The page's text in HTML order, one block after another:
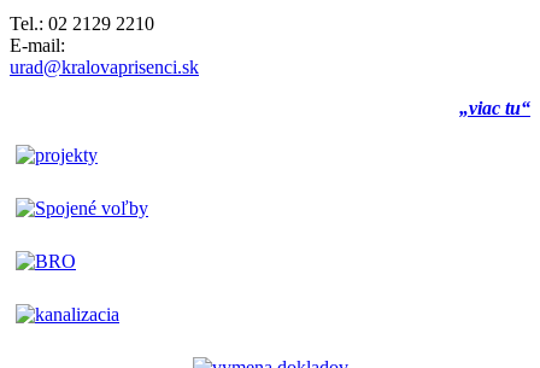
Tel.: 02 2129 2210
E-mail:
urad@kralovaprisenci.sk
„viac tu“